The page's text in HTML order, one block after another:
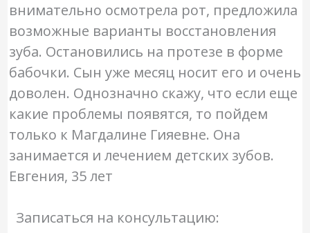
внимательно осмотрела рот, предложила
возможные варианты восстановления
зуба. Остановились на протезе в форме
бабочки. Сын уже месяц носит его и очень
доволен. Однозначно скажу, что если еще
какие проблемы появятся, то пойдем
только к Магдалине Гияевне. Она
занимается и лечением детских зубов.
Евгения, 35 лет
Записаться на консультацию: